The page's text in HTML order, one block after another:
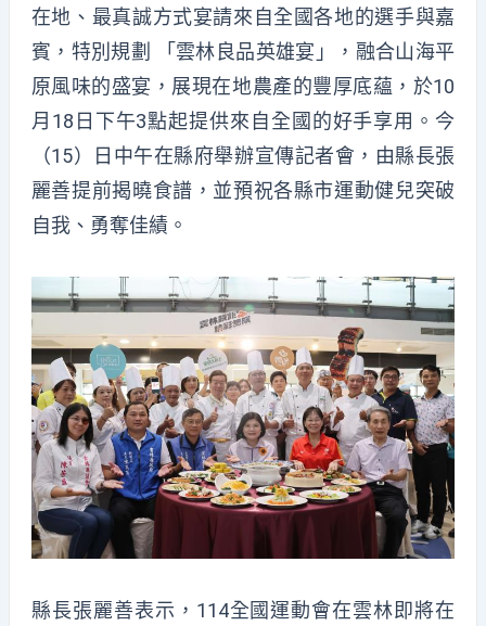
在地、最真誠方式宴請來自全國各地的選手與嘉
賓，特別規劃 「雲林良品英雄宴」，融合山海平
原風味的盛宴，展現在地農產的豐厚底蘊，於10
月18日下午3點起提供來自全國的好手享用。今
（15）日中午在縣府舉辦宣傳記者會，由縣長張
麗善提前揭曉食譜，並預祝各縣市運動健兒突破
自我、勇奪佳績。
縣長張麗善表示，114全國運動會在雲林即將在